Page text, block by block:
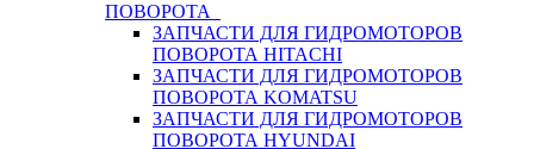
ПОВОРОТА
ЗАПЧАСТИ ДЛЯ ГИДРОМОТОРОВ
ПОВОРОТА HITACHI
ЗАПЧАСТИ ДЛЯ ГИДРОМОТОРОВ
ПОВОРОТА KOMATSU
ЗАПЧАСТИ ДЛЯ ГИДРОМОТОРОВ
ПОВОРОТА HYUNDAI